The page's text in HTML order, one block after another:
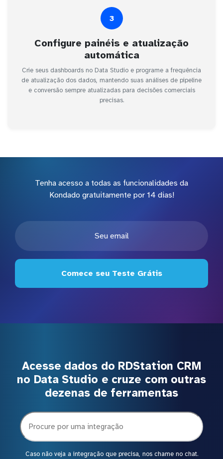
3
Configure painéis e atualização
automática
Crie seus dashboards no Data Studio e programe a frequência
de atualização dos dados, mantendo suas análises de pipeline
e conversão sempre atualizadas para decisões comerciais
precisas.
Tenha acesso a todas as funcionalidades da
Kondado gratuitamente por 14 dias!
Comece seu Teste Grátis
Acesse dados do RDStation CRM
no Data Studio e cruze com outras
dezenas de ferramentas
Caso não veja a integração que precisa, nos chame no chat.